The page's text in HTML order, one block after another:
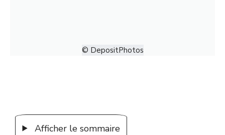
© DepositPhotos
Afficher le sommaire